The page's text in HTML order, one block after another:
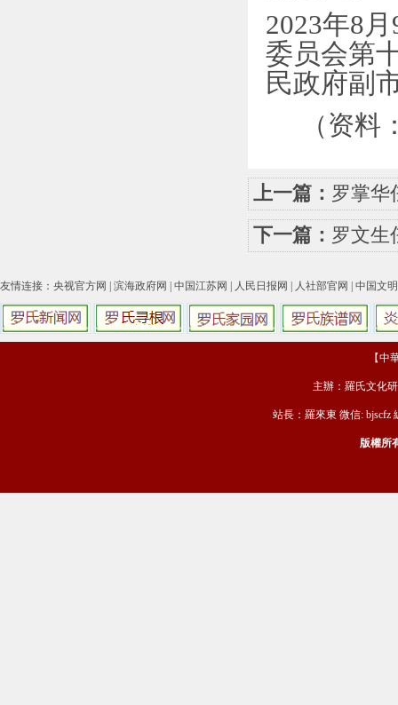
2023年8
委员会第
民政府副
（资料
上一篇： 罗掌华
下一篇： 罗文生
友情连接： 央视官方网 滨海政府网 中国江苏网 人民日报网 人社部官网 中国文
【中
主辦：羅氏文化
站長：羅來東 微信: bjscfz
版權所